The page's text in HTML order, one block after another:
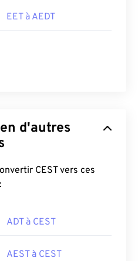
EET à AEDT
d'autres
CEST vers ces
ADT à CEST
AEST à CEST